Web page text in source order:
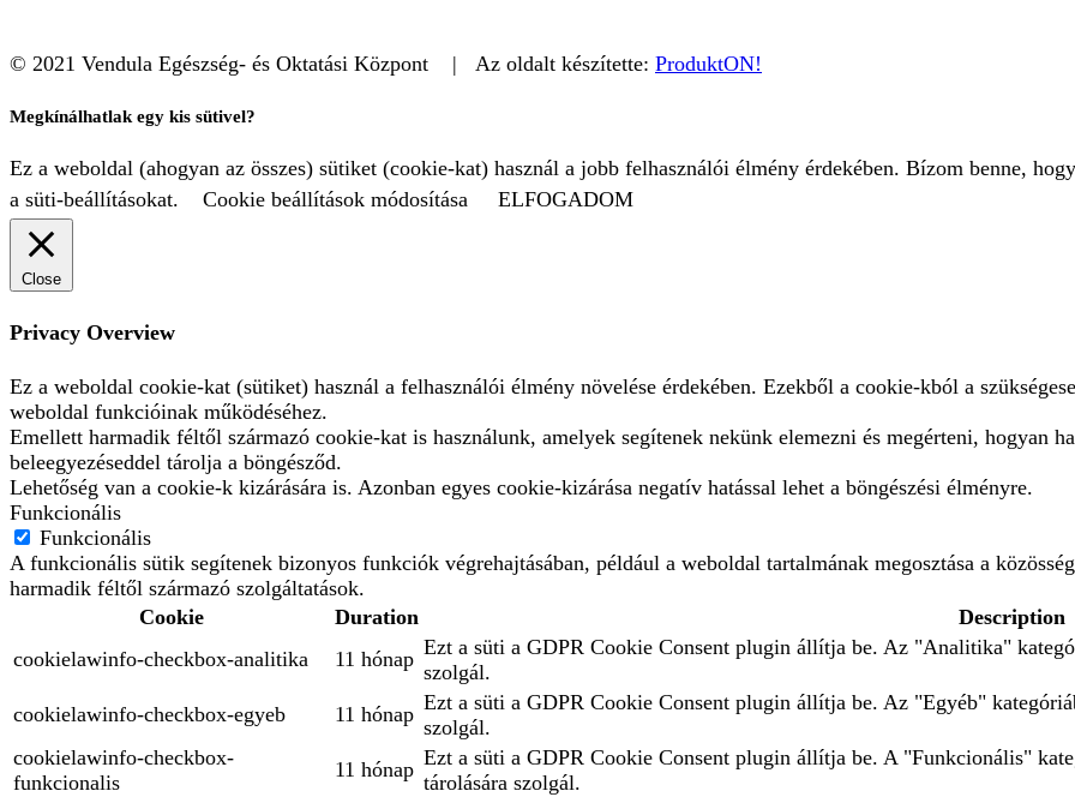
© 2021 Vendula Egészség- és Oktatási Központ | Az oldalt készítette: ProduktON!
Megkínálhatlak egy kis sütivel?
Ez a weboldal (ahogyan az összes) sütiket (cookie-kat) használ a jobb felhasználói élmény érdekében. Bízom benne,
a süti-beállításokat.
Cookie beállítások módosítása ELFOGADOM
Close
Privacy Overview
Ez a weboldal cookie-kat (sütiket) használ a felhasználói élmény növelése érdekében. Ezekből a cookie-kból a
weboldal funkcióinak működéséhez.
Emellett harmadik féltől származó cookie-kat is használunk, amelyek segítenek nekünk elemezni és megérteni, hogyan
beleegyezéseddel tárolja a böngésződ.
Lehetőség van a cookie-k kizárására is. Azonban egyes cookie-kizárása negatív hatással lehet a böngészési élményre.
Funkcionális
Funkcionális
A funkcionális sütik segítenek bizonyos funkciók végrehajtásában, például a weboldal tartalmának megosztása a
harmadik féltől származó szolgáltatások.
Cookie
Duration
Description
cookielawinfo-checkbox-analitika
11 hónap Ezt a süti a GDPR Cookie Consent plugin állítja be. Az "Analitika"
szolgál.
cookielawinfo-checkbox-egyeb
11 hónap Ezt a süti a GDPR Cookie Consent plugin állítja be. Az "Egyéb"
szolgál.
cookielawinfo-checkbox-
funkcionalis
11 hónap Ezt a süti a GDPR Cookie Consent plugin állítja be. A "Funkcionális"
tárolására szolgál.